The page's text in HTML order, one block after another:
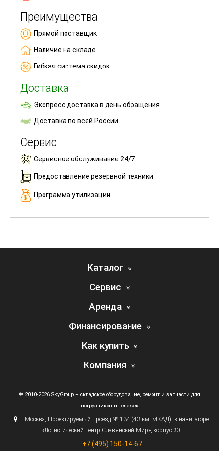
Преимущества
Прямой поставщик
Наличие на складе
Гибкая система скидок
Доставка
Экспресс доставка в день обращения
Доставка по всей России
Сервис
Сервисное обслуживание 24/7
Предоставление резервной техники
Программа утилизации
Каталог
Сервис
Аренда
Финансирование
Как купить
Компания
© 2010-2026 SkyGroup – складское оборудование, ремонт и запчасти для
погрузчиков и тележек
г.Москва, Проектируемый проезд № 134 (43км. МКАД), в навигаторе
«Логистический центр Славянский Мир», корпус 30
+7 (495) 150-14-67